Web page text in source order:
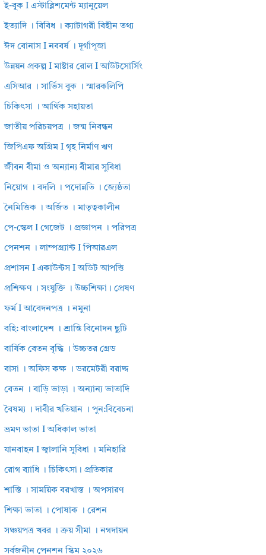
ই-বুক I এস্টাব্লিশমেন্ট ম্যানুয়েল
ইত্যাদি । বিবিধ । ক্যাটাগরী বিহীন তথ্য
ঈদ বোনাস I নববর্ষ । দূর্গাপূজা
উন্নয়ন প্রকল্প I মাষ্টার রোল I আউটসোর্সিং
এসিআর । সার্ভিস বুক । স্মারকলিপি
চিকিৎসা । আর্থিক সহায়তা
জাতীয় পরিচয়পত্র । জন্ম নিবন্ধন
জিপিএফ অগ্রিম I গৃহ নির্মাণ ঋণ
জীবন বীমা ও অন্যান্য বীমার সুবিধা
নিয়োগ । বদলি । পদোন্নতি । জ্যেষ্ঠতা
নৈমিত্তিক । অর্জিত । মাতৃত্বকালীন
পে-স্কেল I গেজেট । প্রজ্ঞাপন । পরিপত্র
পেনশন । লাম্পগ্র্যান্ট I পিআরএল
প্রশাসন I একাউন্টস I অডিট আপত্তি
প্রশিক্ষণ । সংযুক্তি । উচ্চশিক্ষা। প্রেষণ
ফর্ম I আবেদনপত্র । নমুনা
বহি: বাংলাদেশ । শ্রান্তি বিনোদন ছুটি
বার্ষিক বেতন বৃদ্ধি । উচ্চতর গ্রেড
বাসা । অফিস কক্ষ । ডরমেটরী বরাদ্দ
বেতন । বাড়ি ভাড়া । অন্যান্য ভাতাদি
বৈষম্য । দাবীর খতিয়ান । পুন:বিবেচনা
ভ্রমণ ভাতা I অধিকাল ভাতা
যানবাহন I জ্বালানি সুবিধা । মনিহারি
রোগ ব্যাধি । চিকিৎসা। প্রতিকার
শাস্তি । সাময়িক বরখাস্ত । অপসারণ
শিক্ষা ভাতা । পোষাক । রেশন
সঞ্চয়পত্র খবর । ক্রয় সীমা । নগদায়ন
সর্বজনীন পেনশন স্কিম ২০২৬